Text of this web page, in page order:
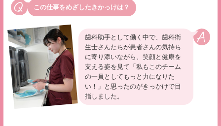
この仕事をめざしたきかっけは？
歯科助手として働く中で、歯科衛
生士さんたちが患者さんの気持ち
に寄り添いながら、笑顔と健康を
支える姿を見て「私もこのチーム
の一員としてもっと力になりた
い！」と思ったのがきっかけで目
指しました。